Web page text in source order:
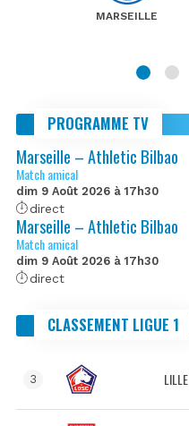
MARSEILLE
PROGRAMME TV
Marseille – Athletic Bilbao
Match amical
dim 9 Août 2026 à 17h30
direct
Marseille – Athletic Bilbao
Match amical
dim 9 Août 2026 à 17h30
direct
CLASSEMENT LIGUE 1
3 LILLE